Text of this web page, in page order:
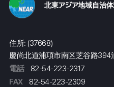
北東アジア地域自治
住所: (37668)
慶尚北道浦項市南区芝谷路394
電話
82-54-223-2317
FAX
82-54-223-2309